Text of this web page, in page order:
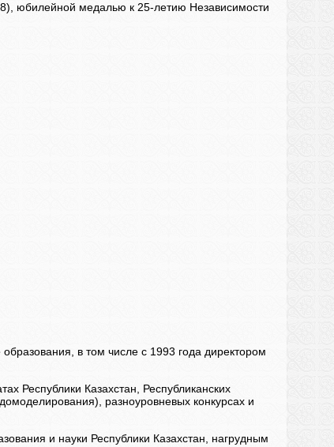
юбилейной медалью к 25-летию Независимости
в том числе с 1993 года директором
Республики Казахстан, Республиканских
разноуровневых конкурсах и
и науки Республики Казахстан, нагрудным